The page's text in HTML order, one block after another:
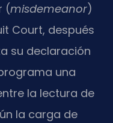
(misdemeanor)
Court, después
su declaración
una
la lectura de
la carga de